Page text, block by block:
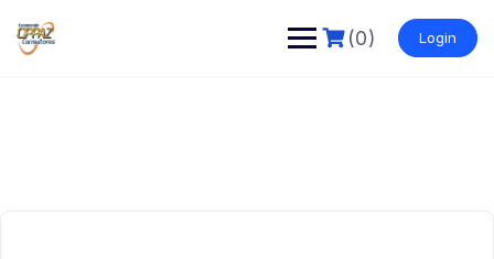
contenido
(0) Login